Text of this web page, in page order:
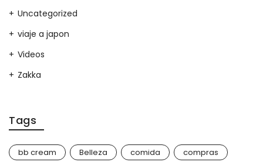
Uncategorized
viaje a japon
Videos
Zakka
Tags
bb cream Belleza comida
compras